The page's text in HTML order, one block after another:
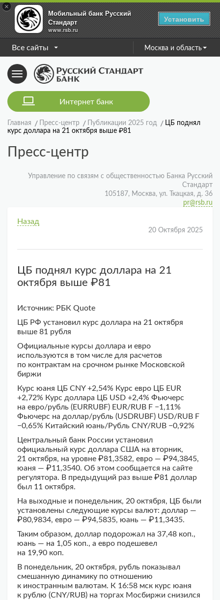
×
Мобильный банк Русский
Стандарт
www.rsb.ru
Установить
Все сайты Москва и область
Toggle
navigation
Интернет банк
Главная Пресс-центр Публикации 2025 год
ЦБ поднял
курс доллара на 21 октября выше ₽81
Пресс-центр
Управление по связям с общественностью Банка Русский
Стандарт
105187, Москва, ул. Ткацкая, д. 36
pr@rsb.ru
Назад
20 Октября 2025
ЦБ поднял курс доллара на 21
октября выше ₽81
Источник: РБК Quote
ЦБ РФ установил курс доллара на 21 октября
выше 81 рубля
Официальные курсы доллара и евро
используются в том числе для расчетов
по контрактам на срочном рынке Московской
биржи
Курс юаня ЦБ CNY +2,54% Курс евро ЦБ EUR
+2,72% Курс доллара ЦБ USD +2,4% Фьючерс
на евро/рубль (EURRUBF) EUR/RUB F −1,11%
Фьючерс на доллар/рубль (USDRUBF) USD/RUB F
−0,65% Китайский юань/Рубль CNY/RUB −0,92%
Центральный банк России установил
официальный курс доллара США на вторник,
21 октября, на уровне ₽81,3582, евро — ₽94,3845,
юаня — ₽11,3540. Об этом сообщается на сайте
регулятора. В предыдущий раз выше ₽81 доллар
был 11 октября.
На выходные и понедельник, 20 октября, ЦБ были
установлены следующие курсы валют: доллар —
₽80,9834, евро — ₽94,5835, юань — ₽11,3435.
Таким образом, доллар подорожал на 37,48 коп.,
юань — на 1,05 коп., а евро подешевел
на 19,90 коп.
В понедельник, 20 октября, рубль показывал
смешанную динамику по отношению
к иностранным валютам. К 16:58 мск курс юаня
к рублю (CNY/RUB) на торгах Мосбиржи снизился